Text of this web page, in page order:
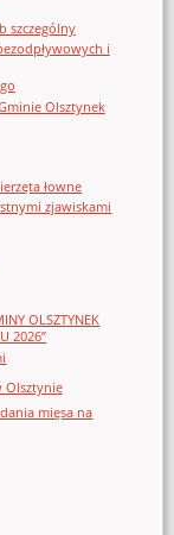
szczególny
i
Olsztynek
łowne
zjawiskami
OLSZTYNEK
2026”
Olsztynie
mięsa na